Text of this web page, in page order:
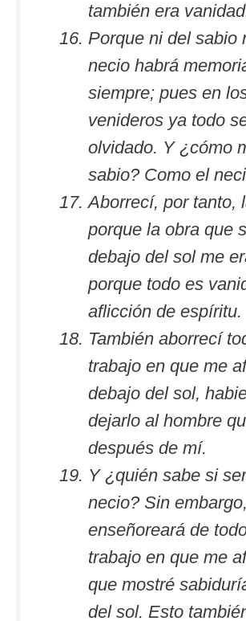
también era
Porque ni del sabio
necio habrá
siempre; pues en
venideros ya todo
olvidado. Y ¿cómo
sabio? Como el
Aborrecí, por tanto,
porque la obra que
debajo del sol me
porque todo es
aflicción de espíritu.
También aborrecí
trabajo en que me
debajo del sol,
dejarlo al hombre
después de mí.
Y ¿quién sabe si
necio? Sin
enseñoreará de
trabajo en que me
que mostré
del sol. Esto